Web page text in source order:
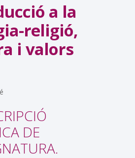
a la
religió,
i valors
DE